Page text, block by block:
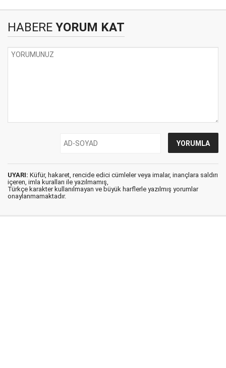
HABERE YORUM KAT
UYARI: Küfür, hakaret, rencide edici cümleler veya imalar, inançlara saldırı
içeren, imla kuralları ile yazılmamış,
Türkçe karakter kullanılmayan ve büyük harflerle yazılmış yorumlar
onaylanmamaktadır.